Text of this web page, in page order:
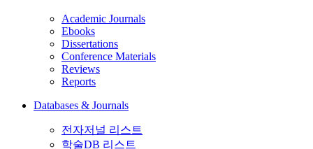
Academic Journals
Ebooks
Dissertations
Conference Materials
Reviews
Reports
Databases & Journals
전자저널 리스트
학술DB 리스트